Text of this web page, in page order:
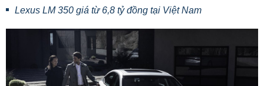
Lexus LM 350 giá từ 6,8 tỷ đồng tại Việt Nam